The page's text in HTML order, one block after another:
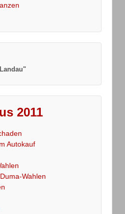
2011
Autokauf
Wahlen